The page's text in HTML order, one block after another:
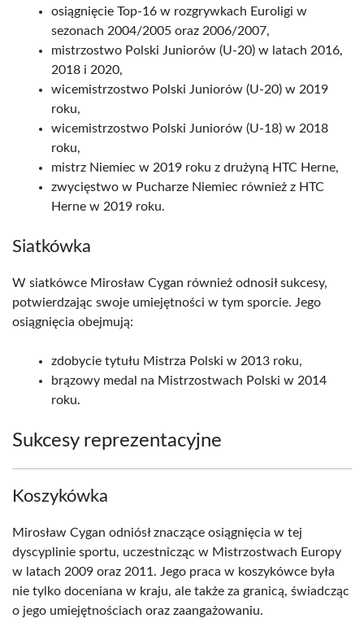
osiągnięcie Top-16 w rozgrywkach Euroligi w
sezonach 2004/2005 oraz 2006/2007,
mistrzostwo Polski Juniorów (U-20) w latach 2016,
2018 i 2020,
wicemistrzostwo Polski Juniorów (U-20) w 2019
roku,
wicemistrzostwo Polski Juniorów (U-18) w 2018
roku,
mistrz Niemiec w 2019 roku z drużyną HTC Herne,
zwycięstwo w Pucharze Niemiec również z HTC
Herne w 2019 roku.
Siatkówka
W siatkówce Mirosław Cygan również odnosił sukcesy,
potwierdzając swoje umiejętności w tym sporcie. Jego
osiągnięcia obejmują:
zdobycie tytułu Mistrza Polski w 2013 roku,
brązowy medal na Mistrzostwach Polski w 2014
roku.
Sukcesy reprezentacyjne
Koszykówka
Mirosław Cygan odniósł znaczące osiągnięcia w tej
dyscyplinie sportu, uczestnicząc w Mistrzostwach Europy
w latach 2009 oraz 2011. Jego praca w koszykówce była
nie tylko doceniana w kraju, ale także za granicą, świadcząc
o jego umiejętnościach oraz zaangażowaniu.